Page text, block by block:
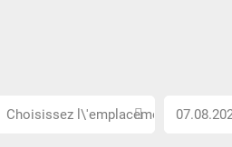
Choisissez
Choisissez l\'emplacement...Choisissez